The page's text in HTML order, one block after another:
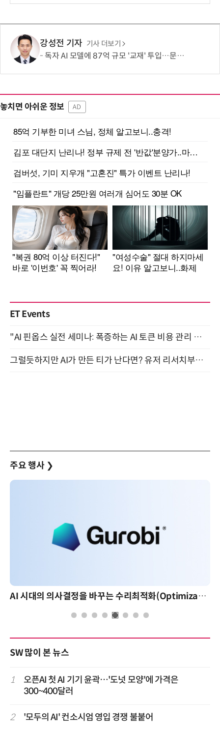
보
강성전 기자 기사 더보기
독자 AI 모델에 87억 규모 '교재' 투입…문제·전공책에 강의영상까지
놓치면 아쉬운 정보 AD
ET Events
"AI 핀옵스 실전 세미나: 폭증하는 AI 토큰 비용 관리 전략" 8월 21일 개최
그럴듯하지만 AI가 만든 티가 난다면? 유저 리서치부터 배포까지! (9/15)
주요 행사 ❯
AI 시대의 의사결정을 바꾸는 수리최적화(Optimization): 실제 산업 적용 사례와 활용 전략 AI 핀옵스 실전 세미나:
SW 많이 본 뉴스
1
오픈AI 첫 AI 기기 윤곽…'도넛 모양'에 가격은
300~400달러
2 '모두의 AI' 컨소시엄 영입 경쟁 불붙어